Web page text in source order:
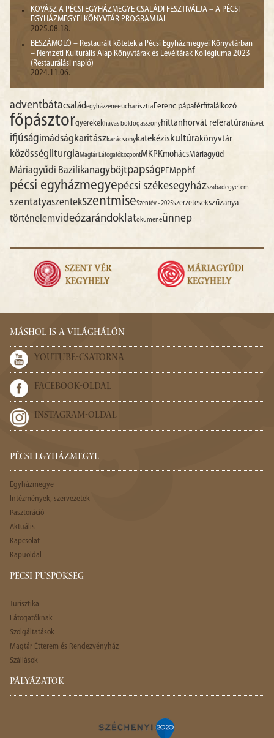
KOVÁSZ A PÉCSI EGYHÁZMEGYE CSALÁDI FESZTIVÁLJA – A PÉCSI
EGYHÁZMEGYEI KÖNYVTÁR PROGRAMJAI
2025.08.18.
BESZÁMOLÓ – Restaurált kötetek a Pécsi Egyházmegyei Könyvtárban
– Nemzeti Kulturális Alap Könyvtárak és Levéltárak Kollégiuma 2023
(Restaurálási napló)
2024.11.06.
adventbátacsaládegyházzeneeucharisztia Ferenc pápaférfitalálkozó
főpásztorgyerekekhavas boldogasszonyhittanhorvát referatúrahúsvét
ifjúságimádságkaritászkarácsonykatekéziskultúra könyvtár
közösségliturgiaMagtár LátogatóközpontMKPKmohácsMáriagyűd
Máriagyűdi Bazilikanagyböjtpapság PEMpphf
pécsi egyházmegyepécsi székesegyházszabadegyetem
szentatyaszentekszentmiseSzentév - 2025szerzetesekszűzanya
történelemvideózarándoklatökumenéünnep
MÁSHOL IS A VILÁGHÁLÓN
YOUTUBE-CSATORNA
FACEBOOK-OLDAL
INSTAGRAM-OLDAL
PÉCSI EGYHÁZMEGYE
Egyházmegye
Intézmények, szervezetek
Pasztoráció
Aktuális
Kapcsolat
Kapuoldal
PÉCSI PÜSPÖKSÉG
Turisztika
Látogatóknak
Szolgáltatások
Magtár Étterem és Rendezvényház
Szállások
PÁLYÁZATOK